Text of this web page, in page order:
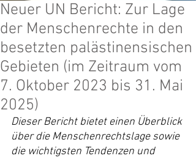
Neuer UN Bericht: Zur Lage
der Menschenrechte in den
besetzten palästinensischen
Gebieten (im Zeitraum vom
7. Oktober 2023 bis 31. Mai
2025)
Dieser Bericht bietet einen Überblick
über die Menschenrechtslage sowie
die wichtigsten Tendenzen und